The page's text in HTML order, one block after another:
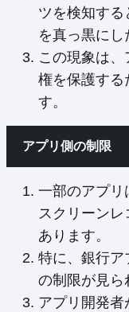
ツを検知する
を真っ黒にし
この現象は
権を保護する
す。
アプリ側の制限
一部のアプリ
スクリーン
あります。
特に、銀行ア
の制限が見ら
アプリ開発者